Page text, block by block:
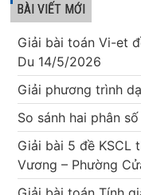
BÀI VIẾT MỚI
Giải bài toán Vi-et
Du 14/5/2026
Giải phương trình
So sánh hai phân
Giải bài 5 đề KSCL
Vương – Phường